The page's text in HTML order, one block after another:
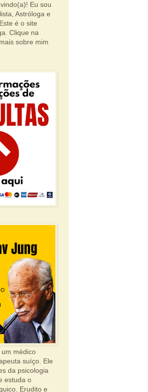
Eu sou
Astróloga e
é o site
Clique na
sobre mim
médico
suíço. Ele
da psicologia
estuda o
Erudito e